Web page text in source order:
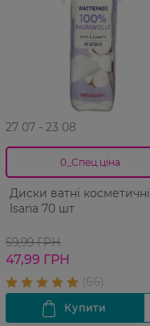
27 07 - 23 08
0_Спец.ціна
Диски ватні косметичні
Isana 70 шт
59,99 ГРН
47,99 ГРН